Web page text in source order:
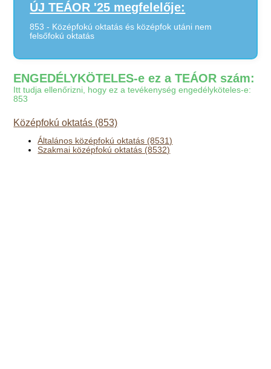
ÚJ TEÁOR '25 megfelelője:
853 - Középfokú oktatás és középfok utáni nem
felsőfokú oktatás
ENGEDÉLYKÖTELES-e ez a TEÁOR szám:
Itt tudja ellenőrizni, hogy ez a tevékenység engedélyköteles-e:
853
Középfokú oktatás (853)
Általános középfokú oktatás (8531)
Szakmai középfokú oktatás (8532)